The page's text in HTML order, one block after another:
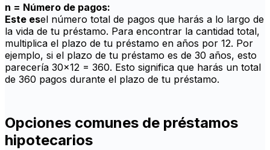
n = Número de pagos:
Este esel número total de pagos que harás a lo largo de
la vida de tu préstamo. Para encontrar la cantidad total,
multiplica el plazo de tu préstamo en años por 12. Por
ejemplo, si el plazo de tu préstamo es de 30 años, esto
parecería 30x12 = 360. Esto significa que harás un total
de 360 pagos durante el plazo de tu préstamo.
Opciones comunes de préstamos
hipotecarios